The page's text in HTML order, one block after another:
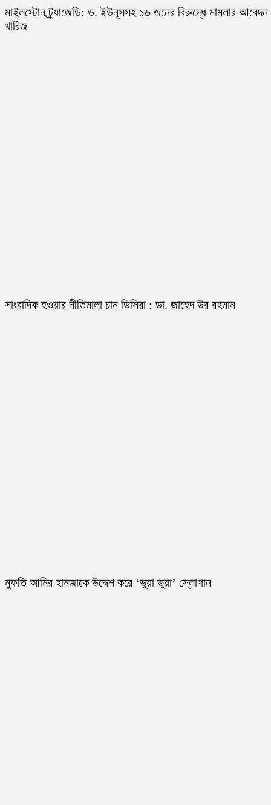
মাইলস্টোন ট্র্যাজেডি: ড. ইউনূসসহ ১৬ জনের বিরুদ্ধে মামলার আবেদন
খারিজ
সাংবাদিক হওয়ার নীতিমালা চান ডিসিরা : ডা. জাহেদ উর রহমান
মুফতি আমির হামজাকে উদ্দেশ করে ‘ভুয়া ভুয়া’ স্লোগান